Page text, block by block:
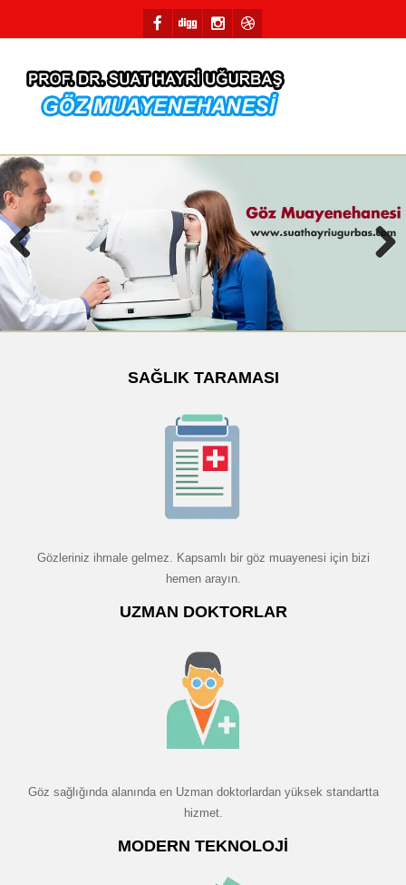
Previous
SAĞLIK TARAMASI
Gözleriniz ihmale gelmez. Kapsamlı bir göz muayenesi için bizi
hemen arayın.
UZMAN DOKTORLAR
Göz sağlığında alanında en Uzman doktorlardan yüksek standartta
hizmet.
MODERN TEKNOLOJI